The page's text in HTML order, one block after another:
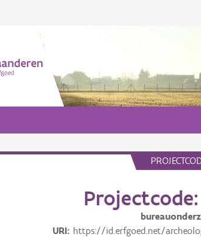
Projectcode:
URI
https://id.erfgoed.net/